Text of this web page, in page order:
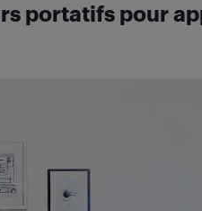
portatifs pour